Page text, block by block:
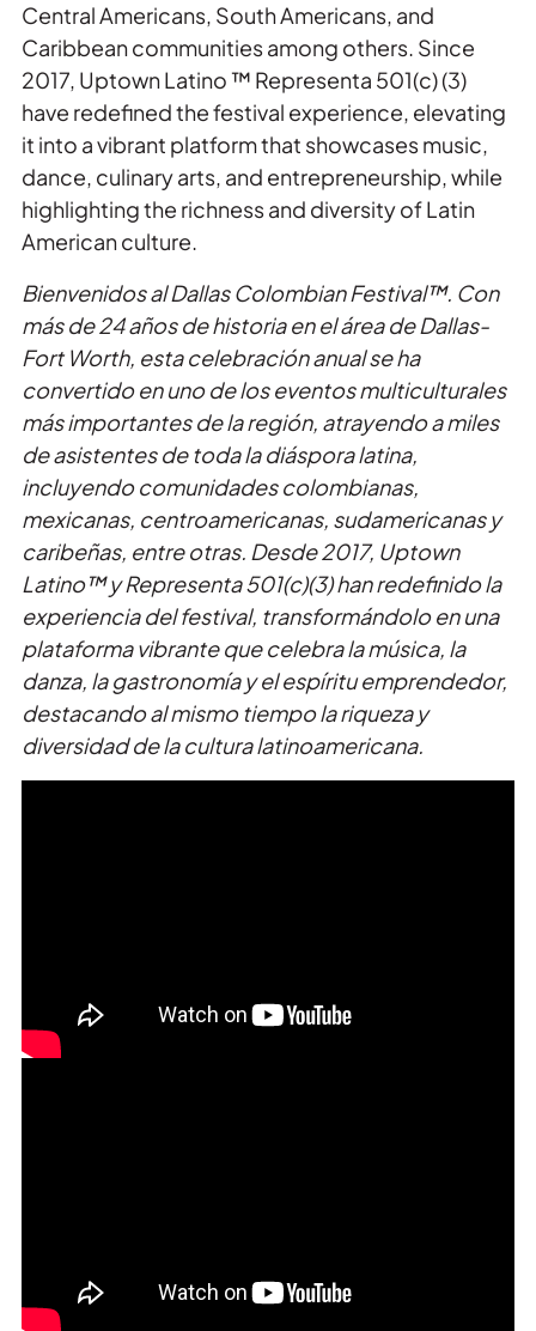
Central Americans, South Americans, and
Caribbean communities among others. Since
2017, Uptown Latino ™ Representa 501(c) (3)
have redefined the festival experience, elevating
it into a vibrant platform that showcases music,
dance, culinary arts, and entrepreneurship, while
highlighting the richness and diversity of Latin
American culture.
Bienvenidos al Dallas Colombian Festival™. Con
más de 24 años de historia en el área de Dallas-
Fort Worth, esta celebración anual se ha
convertido en uno de los eventos multiculturales
más importantes de la región, atrayendo a miles
de asistentes de toda la diáspora latina,
incluyendo comunidades colombianas,
mexicanas, centroamericanas, sudamericanas y
caribeñas, entre otras. Desde 2017, Uptown
Latino™ y Representa 501(c)(3) han redefinido la
experiencia del festival, transformándolo en una
plataforma vibrante que celebra la música, la
danza, la gastronomía y el espíritu emprendedor,
destacando al mismo tiempo la riqueza y
diversidad de la cultura latinoamericana.